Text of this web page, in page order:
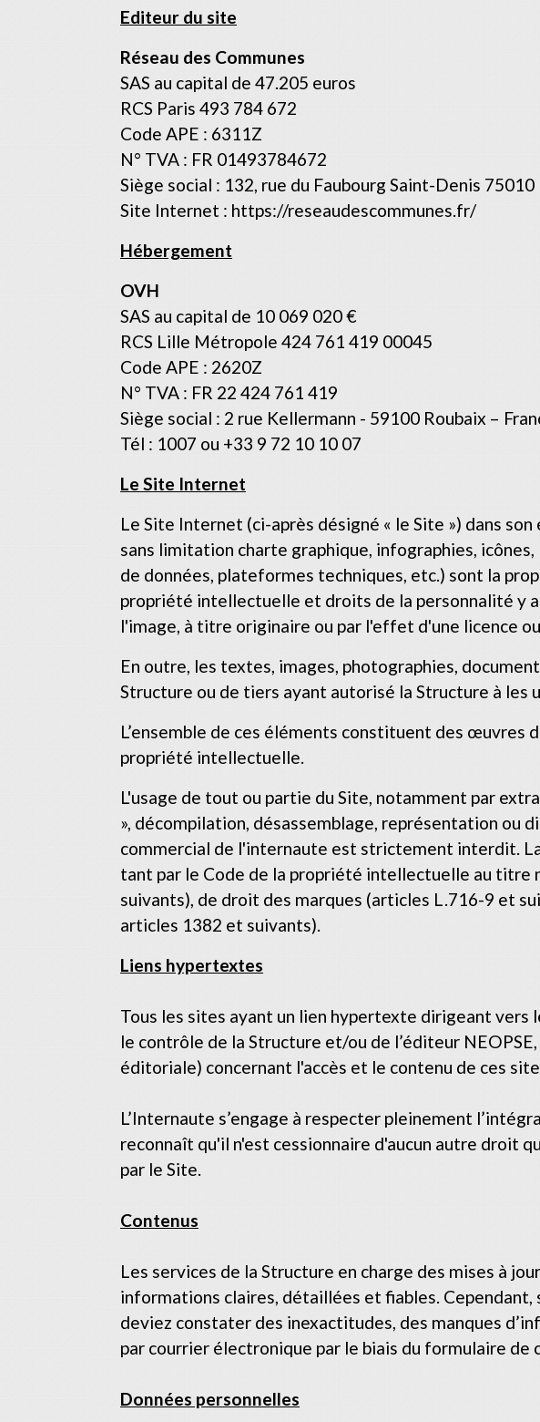
Editeur du site
Réseau des Communes
SAS au capital de 47.205 euros
RCS Paris 493 784 672
Code APE : 6311Z
N° TVA : FR 01493784672
Siège social : 132, rue du Faubourg Saint-Denis 75010
Site Internet : https://reseaudescommunes.fr/
Hébergement
OVH
SAS au capital de 10 069 020 €
RCS Lille Métropole 424 761 419 00045
Code APE : 2620Z
N° TVA : FR 22 424 761 419
Siège social : 2 rue Kellermann - 59100 Roubaix –
Tél : 1007 ou +33 9 72 10 10 07
Le Site Internet
Le Site Internet (ci-après désigné « le Site ») dans
sans limitation charte graphique, infographies,
de données, plateformes techniques, etc.) sont la
propriété intellectuelle et droits de la personnalité y
l'image, à titre originaire ou par l'effet d'une licence
En outre, les textes, images, photographies,
Structure ou de tiers ayant autorisé la Structure à les
L’ensemble de ces éléments constituent des
propriété intellectuelle.
L'usage de tout ou partie du Site, notamment par
», décompilation, désassemblage, représentation ou
commercial de l'internaute est strictement interdit.
tant par le Code de la propriété intellectuelle au
suivants), de droit des marques (articles L.716-9 et
articles 1382 et suivants).
Liens hypertextes
Tous les sites ayant un lien hypertexte dirigeant vers
le contrôle de la Structure et/ou de l’éditeur
éditoriale) concernant l'accès et le contenu de ces
L’Internaute s’engage à respecter pleinement
reconnaît qu'il n'est cessionnaire d'aucun autre droit
par le Site.
Contenus
Les services de la Structure en charge des mises à
informations claires, détaillées et fiables.
deviez constater des inexactitudes, des manques
par courrier électronique par le biais du formulaire de
Données personnelles